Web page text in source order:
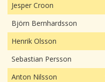
Jesper Croon
Björn Bernhardsson
Henrik Olsson
Sebastian Persson
Anton Nilsson